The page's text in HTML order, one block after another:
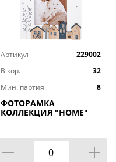
Артикул
229002
В кор.
32
Мин. партия
8
ФОТОРАМКА
КОЛЛЕКЦИЯ "HOME"